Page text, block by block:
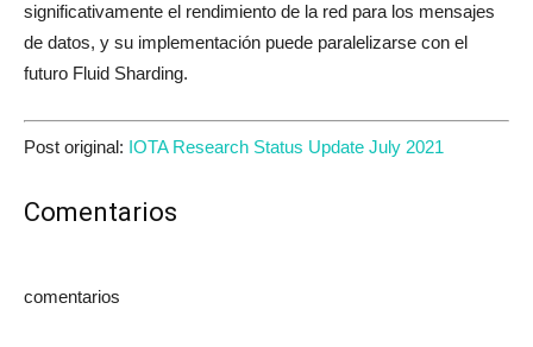
significativamente el rendimiento de la red para los mensajes
de datos, y su implementación puede paralelizarse con el
futuro Fluid Sharding.
Post original: IOTA Research Status Update July 2021
Comentarios
comentarios